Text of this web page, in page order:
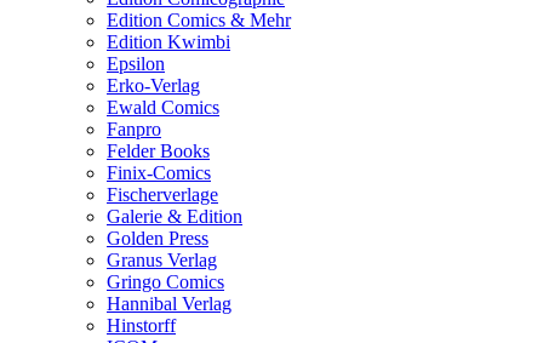
Edition Comics & Mehr
Edition Kwimbi
Epsilon
Erko-Verlag
Ewald Comics
Fanpro
Felder Books
Finix-Comics
Fischerverlage
Galerie & Edition
Golden Press
Granus Verlag
Gringo Comics
Hannibal Verlag
Hinstorff